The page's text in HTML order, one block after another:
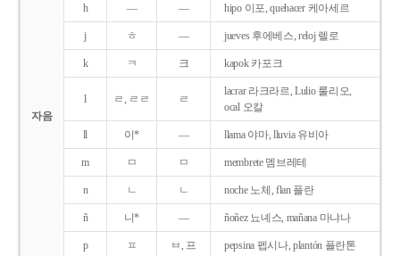
자음
h ― ― hipo 이포, quehacer 케아세르
j ㅎ ― jueves 후에베스, reloj 렐로
k ㅋ 크 kapok 카포크
l ㄹ, ㄹㄹ ㄹ
lacrar 라크라르, Lulio 룰리오,
ocal 오칼
ll 이* ― llama 야마, lluvia 유비아
m ㅁ ㅁ membrete 멤브레테
n ㄴ ㄴ noche 노체, flan 플란
ñ 니* ― ñoñez 뇨녜스, mañana 마냐나
p ㅍ ㅂ, 프 pepsina 펩시나, plantón 플란톤